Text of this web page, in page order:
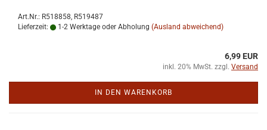
Art.Nr.: R518858, R519487
Lieferzeit:
1-2 Werktage oder Abholung (Ausland abweichend)
6,99 EUR
inkl. 20% MwSt. zzgl. Versand
IN DEN WARENKORB